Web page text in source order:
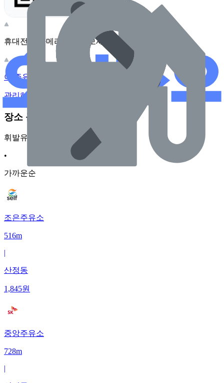
휴대전화 카메라로 찍어보세요
이 주유소의 사장님이신가요?
관리하기
장소 근처 주유소
휘발유
•
가까운순
조은주유소
516m
|
산정동
1,845원
중앙주유소
728m
|